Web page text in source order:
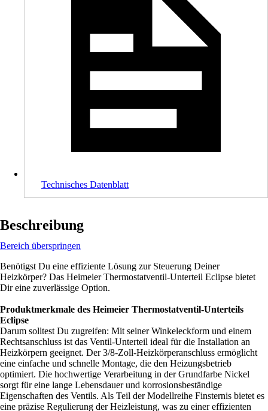
Technisches Datenblatt
Beschreibung
Bereich überspringen
Benötigst Du eine effiziente Lösung zur Steuerung Deiner
Heizkörper? Das Heimeier Thermostatventil-Unterteil Eclipse bietet
Dir eine zuverlässige Option.
Produktmerkmale des Heimeier Thermostatventil-Unterteils
Eclipse
Darum solltest Du zugreifen: Mit seiner Winkeleckform und einem
Rechtsanschluss ist das Ventil-Unterteil ideal für die Installation an
Heizkörpern geeignet. Der 3/8-Zoll-Heizkörperanschluss ermöglicht
eine einfache und schnelle Montage, die den Heizungsbetrieb
optimiert. Die hochwertige Verarbeitung in der Grundfarbe Nickel
sorgt für eine lange Lebensdauer und korrosionsbeständige
Eigenschaften des Ventils. Als Teil der Modellreihe Finsternis bietet es
eine präzise Regulierung der Heizleistung, was zu einer effizienten